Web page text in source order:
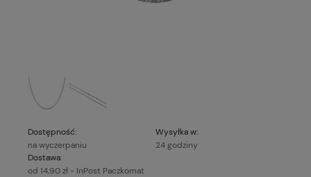
Dostępność:
na wyczerpaniu
Wysyłka w:
24 godziny
Dostawa:
od 14,90 zł - InPost Paczkomat